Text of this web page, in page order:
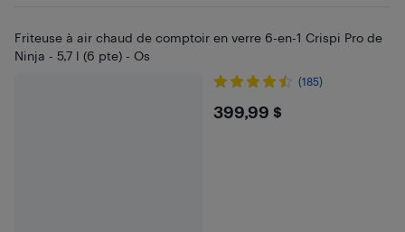
Friteuse à air chaud de comptoir en verre 6-en-1 Crispi Pro de
Ninja - 5,7 l (6 pte) - Os
(185)
$399.99
399,99 $